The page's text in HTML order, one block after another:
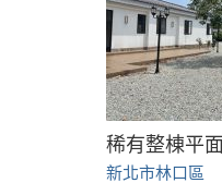
新北市林口區